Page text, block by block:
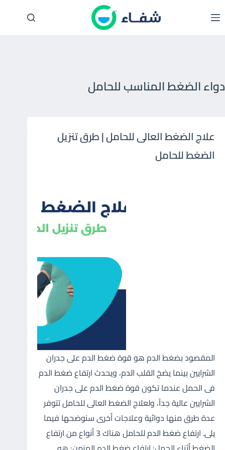
إلى
دواء الضغط المناسب للحامل
علاج الضغط العالى للحامل | طرق تنزيل
الضغط للحامل
المقصود بضغط الدم هو قوة ضغط الدم على جدران
الشرايين بينما يضخ القلب الدم، ويحدث ارتفاع ضغط الدم
فى الحمل عندما تكون قوة ضغط الدم على جدران
الشرايين عالية جداً، ولعلاج الضغط العالى للحامل تتوفر
عدة طرق منها دوائية وعلاجات أخرى سنوضحها فيما
يلى. ارتفاع ضغط الدم للحامل هناك 3 أنواع من ارتفاع